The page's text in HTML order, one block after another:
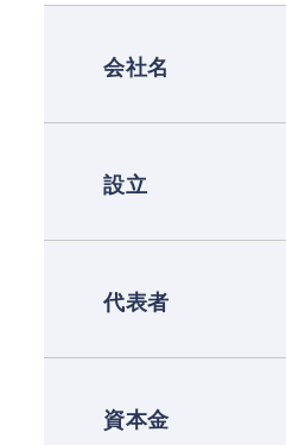
会社名
設立
代表者
資本金